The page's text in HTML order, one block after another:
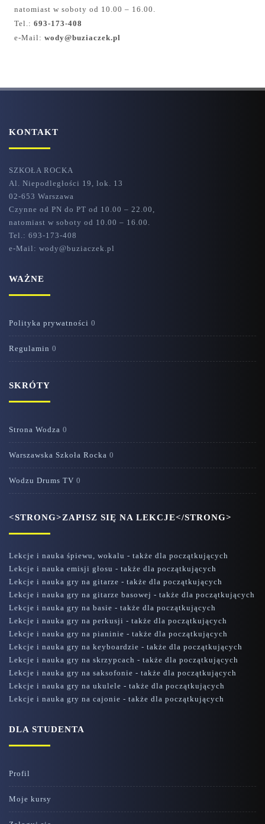
natomiast w soboty od 10.00 – 16.00.
Tel.: 693-173-408
e-Mail: wody@buziaczek.pl
KONTAKT
SZKOŁA ROCKA
Al. Niepodległości 19, lok. 13
02-653 Warszawa
Czynne od PN do PT od 10.00 – 22.00,
natomiast w soboty od 10.00 – 16.00.
Tel.: 693-173-408
e-Mail: wody@buziaczek.pl
WAŻNE
Polityka prywatności 0
Regulamin 0
SKRÓTY
Strona Wodza 0
Warszawska Szkoła Rocka 0
Wodzu Drums TV 0
<STRONG>ZAPISZ SIĘ NA LEKCJE</STRONG>
Lekcje i nauka śpiewu, wokalu - także dla początkujących
Lekcje i nauka emisji głosu - także dla początkujących
Lekcje i nauka gry na gitarze - także dla początkujących
Lekcje i nauka gry na gitarze basowej - także dla początkujących
Lekcje i nauka gry na basie - także dla początkujących
Lekcje i nauka gry na perkusji - także dla początkujących
Lekcje i nauka gry na pianinie - także dla początkujących
Lekcje i nauka gry na keyboardzie - także dla początkujących
Lekcje i nauka gry na skrzypcach - także dla początkujących
Lekcje i nauka gry na saksofonie - także dla początkujących
Lekcje i nauka gry na ukulele - także dla początkujących
Lekcje i nauka gry na cajonie - także dla początkujących
DLA STUDENTA
Profil
Moje kursy